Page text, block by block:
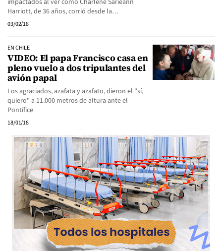
impactados al ver cómo Charlene Sarieann
Harriott, de 36 años, corrió desde la…
03/02/18
EN CHILE
VIDEO: El papa Francisco casa en
pleno vuelo a dos tripulantes del
avión papal
Los agraciados, azafata y azafato, dieron el "sí,
quiero" a 11.000 metros de altura ante el
Pontífice
18/01/18